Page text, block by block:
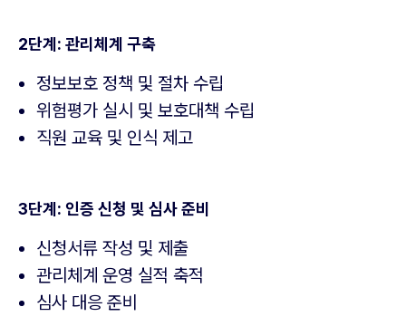
2단계: 관리체계 구축
정보보호 정책 및 절차 수립
위험평가 실시 및 보호대책 수립
직원 교육 및 인식 제고
3단계: 인증 신청 및 심사 준비
신청서류 작성 및 제출
관리체계 운영 실적 축적
심사 대응 준비